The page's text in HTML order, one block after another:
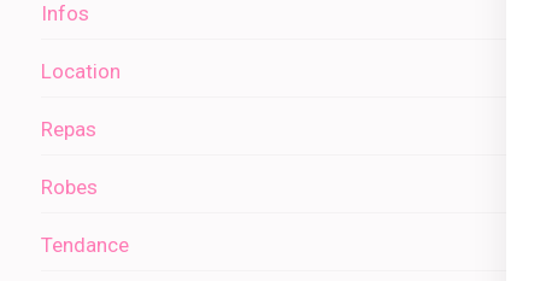
Infos
Location
Repas
Robes
Tendance